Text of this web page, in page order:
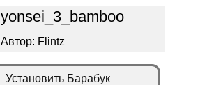
yonsei_3_bamboo
Автор: Flintz
Установить Барабук